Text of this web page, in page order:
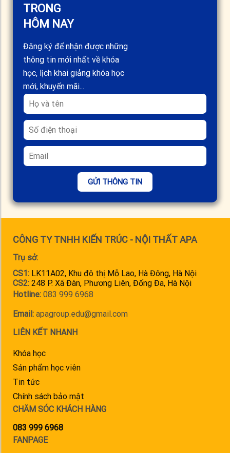
TRONG
HÔM NAY
Đăng ký để nhận được những
thông tin mới nhất về khóa
học, lịch khai giảng khóa học
mới, khuyến mãi...
GỬI THÔNG TIN
CÔNG TY TNHH KIẾN TRÚC - NỘI THẤT APA
Trụ sở:
CS1: LK11A02, Khu đô thị Mỗ Lao, Hà Đông, Hà Nội
CS2: 248 P. Xã Đàn, Phương Liên, Đống Đa, Hà Nội
Hotline: 083 999 6968
Email: apagroup.edu@gmail.com
LIÊN KẾT NHANH
Khóa học
Sản phẩm học viên
Tin tức
Chính sách bảo mật
CHĂM SÓC KHÁCH HÀNG
083 999 6968
FANPAGE